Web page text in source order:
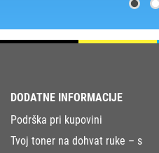
DODATNE INFORMACIJE
Podrška pri kupovini
Tvoj toner na dohvat ruke – s